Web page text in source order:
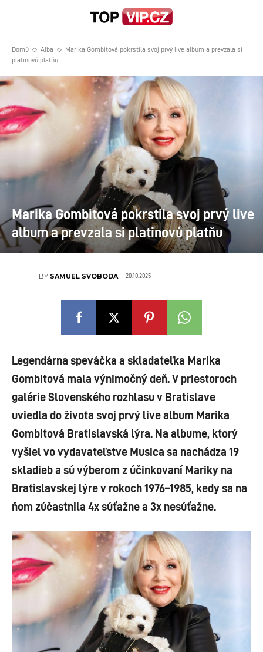
Domů Alba
Marika Gombitová pokrstila svoj prvý live album a prevzala si
platinovú platňu
Marika Gombitová pokrstila svoj prvý live
album a prevzala si platinovú platňu
BY SAMUEL SVOBODA 20.10.2025
Legendárna speváčka a skladateľka Marika
Gombitová mala výnimočný deň. V priestoroch
galérie Slovenského rozhlasu v Bratislave
uviedla do života svoj prvý live album Marika
Gombitová Bratislavská lýra. Na albume, ktorý
vyšiel vo vydavateľstve Musica sa nachádza 19
skladieb a sú výberom z účinkovaní Mariky na
Bratislavskej lýre v rokoch 1976–1985, kedy sa na
ňom zúčastnila 4x súťažne a 3x nesúťažne.